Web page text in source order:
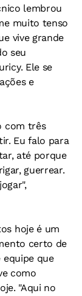
lembrou
muito tenso
vive grande
seu
Ele se
e
com três
Eu falo para
até porque
guerrear.
hoje é um
certo de
equipe que
como
"Aqui no